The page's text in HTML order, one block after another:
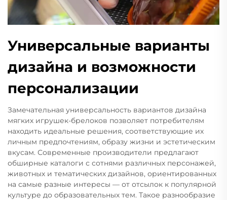
Универсальные варианты
дизайна и возможности
персонализации
Замечательная универсальность вариантов дизайна
мягких игрушек-брелоков позволяет потребителям
находить идеальные решения, соответствующие их
личным предпочтениям, образу жизни и эстетическим
вкусам. Современные производители предлагают
обширные каталоги с сотнями различных персонажей,
животных и тематических дизайнов, ориентированных
на самые разные интересы — от отсылок к популярной
культуре до образовательных тем. Такое разнообразие